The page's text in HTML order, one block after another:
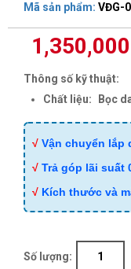
Mã sản phẩm: VĐG-
Thông số kỹ thuật:
Chất liệu:
Bọc
√ Vận chuyển lắp
√ Trả góp lãi suất
√ Kích thước và
Số lượng: